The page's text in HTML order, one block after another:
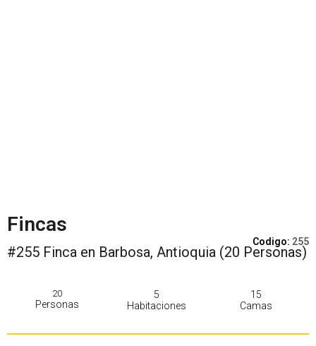
Fincas
Codigo: 255
#255 Finca en Barbosa, Antioquia (20 Personas)
20
Personas
5
Habitaciones
15
Camas